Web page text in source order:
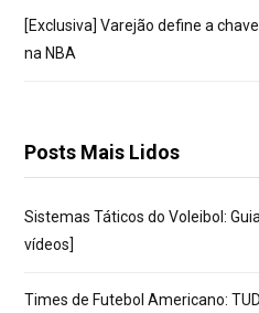
[Exclusiva] Varejão define a
na NBA
Posts Mais Lidos
Sistemas Táticos do Voleibol:
vídeos]
Times de Futebol Americano: